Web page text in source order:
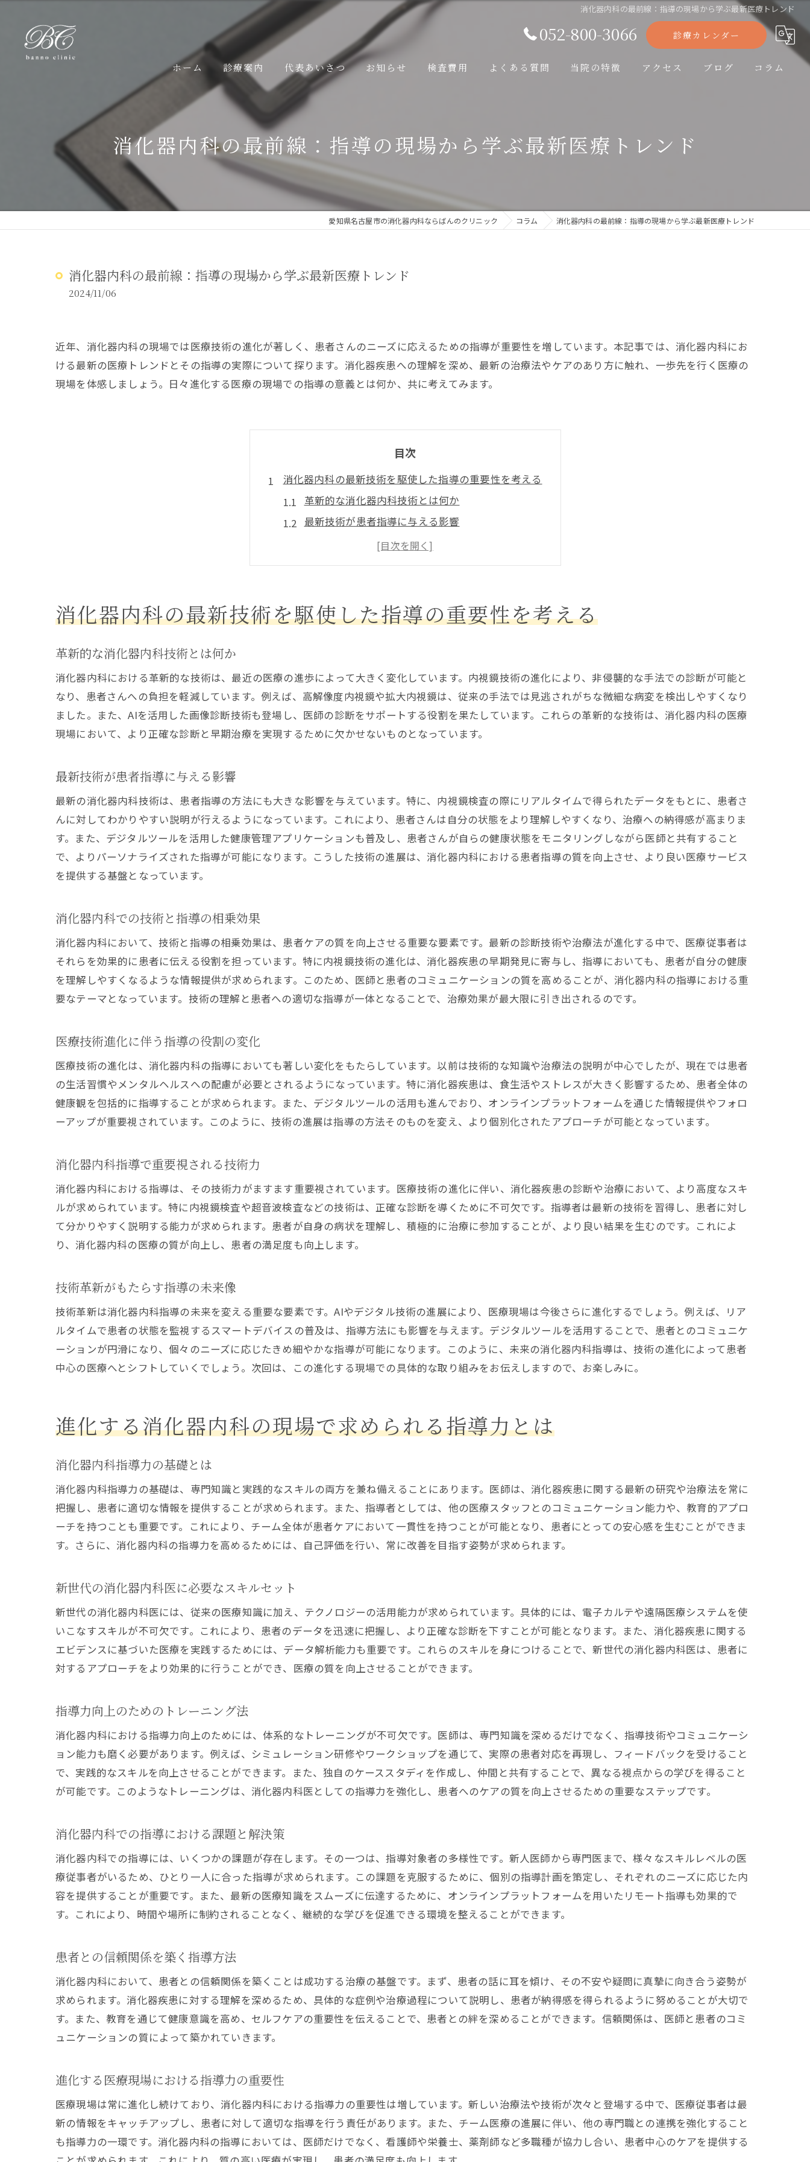
消化器内科の最前線：指導の現場から学ぶ最新医療トレンド
052-800-3066 診療カレンダー
ホーム 診療案内
胃カメラ検査
大腸カメラ検査
高血圧について
アレルギーについて
代表あいさつ お知らせ 検査費用 よくある質問 当院の特徴
大腸カメラ
アレルギー
アクセス ブログ コラム
消化器内科の最前線：指導の現場から学ぶ最新医療トレンド
愛知県名古屋市の消化器内科ならばんのクリニック コラム 消化器内科の最前線：指導の現場から学ぶ最新医療トレンド
消化器内科の最前線：指導の現場から学ぶ最新医療トレンド
2024/11/06
近年、消化器内科の現場では医療技術の進化が著しく、患者さんのニーズに応えるための指導が重要性を増しています。本記事では、消化器内科にお
ける最新の医療トレンドとその指導の実際について探ります。消化器疾患への理解を深め、最新の治療法やケアのあり方に触れ、一歩先を行く医療の
現場を体感しましょう。日々進化する医療の現場での指導の意義とは何か、共に考えてみます。
目次
消化器内科の最新技術を駆使した指導の重要性を考える
革新的な消化器内科技術とは何か
最新技術が患者指導に与える影響
消化器内科での技術と指導の相乗効果
医療技術進化に伴う指導の役割の変化
技術革新がもたらす指導の未来像
進化する消化器内科の現場で求められる指導力とは
指導力向上のためのトレーニング法
消化器内科での指導における課題と解決策
患者との信頼関係を築く指導方法
患者中心のケアとは何か
消化器内科の最新治療トレンド
患者ニーズに沿った指導方法の開発
トレンドが指導に与える影響
効率的な指導体制の構築法
指導体制の改善がもたらす効果
未来の医療に向けた消化器内科指導の方向性
指導体制と医療の質の相関関係
最新の消化器疾患治療法に基づく指導の実際
効果的な治療法と指導の連携
治療法の進化が指導に与える影響
最新治療法と指導の調和
消化器内科におけるケアのあり方と指導の役割
ケアとは何か：消化器内科の視点から
患者ケアを進化させる指導方法
指導が支える消化器内科のケア
日々変化する消化器内科医療現場での指導の意義
消化器内科医療現場で求められる適応力
消化器内科現場での柔軟な指導の重要性
消化器内科指導から学ぶ医療技術の進化とその未来
消化器内科指導を通じて学ぶ医療技術の進化
指導を通じて医療技術の未来を描く
技術進化に伴う指導の変化
消化器内科の最新技術を駆使した指導の重要性を考える
革新的な消化器内科技術とは何か
消化器内科における革新的な技術は、最近の医療の進歩によって大きく変化しています。内視鏡技術の進化により、非侵襲的な手法での診断が可能と
なり、患者さんへの負担を軽減しています。例えば、高解像度内視鏡や拡大内視鏡は、従来の手法では見逃されがちな微細な病変を検出しやすくなり
ました。また、AIを活用した画像診断技術も登場し、医師の診断をサポートする役割を果たしています。これらの革新的な技術は、消化器内科の医療
現場において、より正確な診断と早期治療を実現するために欠かせないものとなっています。
最新技術が患者指導に与える影響
最新の消化器内科技術は、患者指導の方法にも大きな影響を与えています。特に、内視鏡検査の際にリアルタイムで得られたデータをもとに、患者さ
んに対してわかりやすい説明が行えるようになっています。これにより、患者さんは自分の状態をより理解しやすくなり、治療への納得感が高まりま
す。また、デジタルツールを活用した健康管理アプリケーションも普及し、患者さんが自らの健康状態をモニタリングしながら医師と共有すること
で、よりパーソナライズされた指導が可能になります。こうした技術の進展は、消化器内科における患者指導の質を向上させ、より良い医療サービス
を提供する基盤となっています。
消化器内科での技術と指導の相乗効果
消化器内科において、技術と指導の相乗効果は、患者ケアの質を向上させる重要な要素です。最新の診断技術や治療法が進化する中で、医療従事者は
それらを効果的に患者に伝える役割を担っています。特に内視鏡技術の進化は、消化器疾患の早期発見に寄与し、指導においても、患者が自分の健康
を理解しやすくなるような情報提供が求められます。このため、医師と患者のコミュニケーションの質を高めることが、消化器内科の指導における重
要なテーマとなっています。技術の理解と患者への適切な指導が一体となることで、治療効果が最大限に引き出されるのです。
医療技術進化に伴う指導の役割の変化
医療技術の進化は、消化器内科の指導においても著しい変化をもたらしています。以前は技術的な知識や治療法の説明が中心でしたが、現在では患者
の生活習慣やメンタルヘルスへの配慮が必要とされるようになっています。特に消化器疾患は、食生活やストレスが大きく影響するため、患者全体の
健康観を包括的に指導することが求められます。また、デジタルツールの活用も進んでおり、オンラインプラットフォームを通じた情報提供やフォロ
ーアップが重要視されています。このように、技術の進展は指導の方法そのものを変え、より個別化されたアプローチが可能となっています。
消化器内科指導で重要視される技術力
消化器内科における指導は、その技術力がますます重要視されています。医療技術の進化に伴い、消化器疾患の診断や治療において、より高度なスキ
ルが求められています。特に内視鏡検査や超音波検査などの技術は、正確な診断を導くために不可欠です。指導者は最新の技術を習得し、患者に対し
て分かりやすく説明する能力が求められます。患者が自身の病状を理解し、積極的に治療に参加することが、より良い結果を生むのです。これによ
り、消化器内科の医療の質が向上し、患者の満足度も向上します。
技術革新がもたらす指導の未来像
技術革新は消化器内科指導の未来を変える重要な要素です。AIやデジタル技術の進展により、医療現場は今後さらに進化するでしょう。例えば、リア
ルタイムで患者の状態を監視するスマートデバイスの普及は、指導方法にも影響を与えます。デジタルツールを活用することで、患者とのコミュニケ
ーションが円滑になり、個々のニーズに応じたきめ細やかな指導が可能になります。このように、未来の消化器内科指導は、技術の進化によって患者
中心の医療へとシフトしていくでしょう。次回は、この進化する現場での具体的な取り組みをお伝えしますので、お楽しみに。
進化する消化器内科の現場で求められる指導力とは
消化器内科指導力の基礎とは
消化器内科指導力の基礎は、専門知識と実践的なスキルの両方を兼ね備えることにあります。医師は、消化器疾患に関する最新の研究や治療法を常に
把握し、患者に適切な情報を提供することが求められます。また、指導者としては、他の医療スタッフとのコミュニケーション能力や、教育的アプロ
ーチを持つことも重要です。これにより、チーム全体が患者ケアにおいて一貫性を持つことが可能となり、患者にとっての安心感を生むことができま
す。さらに、消化器内科の指導力を高めるためには、自己評価を行い、常に改善を目指す姿勢が求められます。
新世代の消化器内科医に必要なスキルセット
新世代の消化器内科医には、従来の医療知識に加え、テクノロジーの活用能力が求められています。具体的には、電子カルテや遠隔医療システムを使
いこなすスキルが不可欠です。これにより、患者のデータを迅速に把握し、より正確な診断を下すことが可能となります。また、消化器疾患に関する
エビデンスに基づいた医療を実践するためには、データ解析能力も重要です。これらのスキルを身につけることで、新世代の消化器内科医は、患者に
対するアプローチをより効果的に行うことができ、医療の質を向上させることができます。
指導力向上のためのトレーニング法
消化器内科における指導力向上のためには、体系的なトレーニングが不可欠です。医師は、専門知識を深めるだけでなく、指導技術やコミュニケーシ
ョン能力も磨く必要があります。例えば、シミュレーション研修やワークショップを通じて、実際の患者対応を再現し、フィードバックを受けること
で、実践的なスキルを向上させることができます。また、独自のケーススタディを作成し、仲間と共有することで、異なる視点からの学びを得ること
が可能です。このようなトレーニングは、消化器内科医としての指導力を強化し、患者へのケアの質を向上させるための重要なステップです。
消化器内科での指導における課題と解決策
消化器内科での指導には、いくつかの課題が存在します。その一つは、指導対象者の多様性です。新人医師から専門医まで、様々なスキルレベルの医
療従事者がいるため、ひとり一人に合った指導が求められます。この課題を克服するために、個別の指導計画を策定し、それぞれのニーズに応じた内
容を提供することが重要です。また、最新の医療知識をスムーズに伝達するために、オンラインプラットフォームを用いたリモート指導も効果的で
す。これにより、時間や場所に制約されることなく、継続的な学びを促進できる環境を整えることができます。
患者との信頼関係を築く指導方法
消化器内科において、患者との信頼関係を築くことは成功する治療の基盤です。まず、患者の話に耳を傾け、その不安や疑問に真摯に向き合う姿勢が
求められます。消化器疾患に対する理解を深めるため、具体的な症例や治療過程について説明し、患者が納得感を得られるように努めることが大切で
す。また、教育を通じて健康意識を高め、セルフケアの重要性を伝えることで、患者との絆を深めることができます。信頼関係は、医師と患者のコミ
ュニケーションの質によって築かれていきます。
進化する医療現場における指導力の重要性
医療現場は常に進化し続けており、消化器内科における指導力の重要性は増しています。新しい治療法や技術が次々と登場する中で、医療従事者は最
新の情報をキャッチアップし、患者に対して適切な指導を行う責任があります。また、チーム医療の進展に伴い、他の専門職との連携を強化すること
も指導力の一環です。消化器内科の指導においては、医師だけでなく、看護師や栄養士、薬剤師など多職種が協力し合い、患者中心のケアを提供する